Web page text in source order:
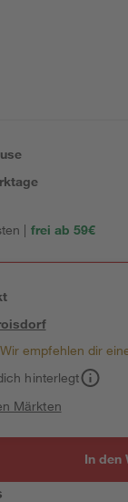
| frei ab 59€
empfehlen dir
hinterlegt
Märkten
In den